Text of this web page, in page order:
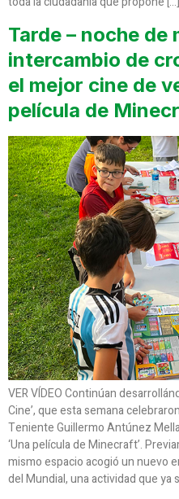
Tarde – noche de
intercambio de
el mejor cine de
película de
VER VÍDEO Continúan
Cine’, que esta semana
Teniente Guillermo Antúnez
‘Una película de Minecraft’.
mismo espacio acogió un nuevo
del Mundial, una actividad que ya